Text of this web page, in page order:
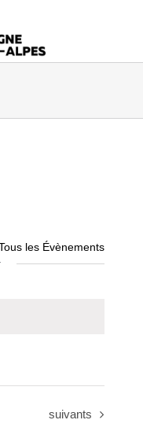
les Évènements
Évènements
suivants